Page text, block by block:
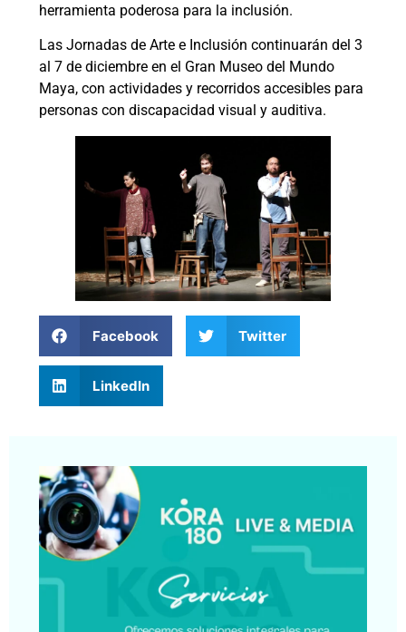
herramienta poderosa para la inclusión.
Las Jornadas de Arte e Inclusión continuarán del 3
al 7 de diciembre en el Gran Museo del Mundo
Maya, con actividades y recorridos accesibles para
personas con discapacidad visual y auditiva.
Facebook Twitter
LinkedIn